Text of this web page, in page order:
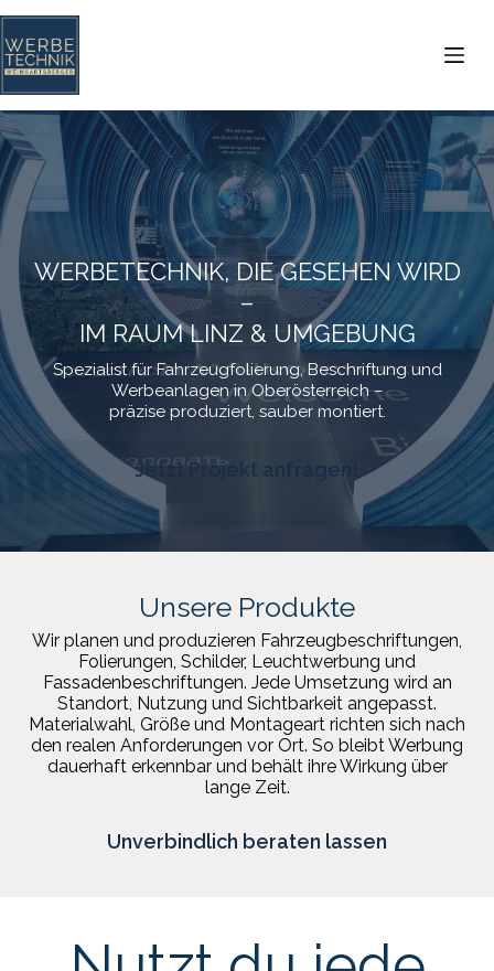
springen
WERBETECHNIK, DIE GESEHEN WIRD
–
IM RAUM LINZ & UMGEBUNG
Spezialist für Fahrzeugfolierung, Beschriftung und
Werbeanlagen in Oberösterreich –
präzise produziert, sauber montiert.
Jetzt Projekt anfragen!
Unsere Produkte
Wir planen und produzieren Fahrzeugbeschriftungen,
Folierungen, Schilder, Leuchtwerbung und
Fassadenbeschriftungen. Jede Umsetzung wird an
Standort, Nutzung und Sichtbarkeit angepasst.
Materialwahl, Größe und Montageart richten sich nach
den realen Anforderungen vor Ort. So bleibt Werbung
dauerhaft erkennbar und behält ihre Wirkung über
lange Zeit.
Unverbindlich beraten lassen